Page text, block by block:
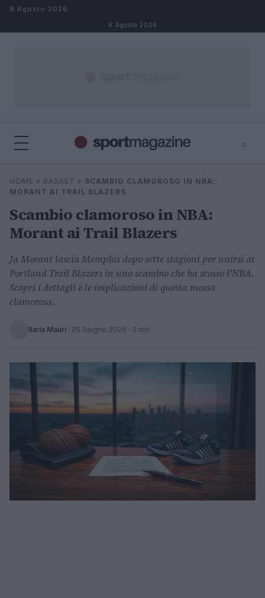
Salta al contenuto
8 Agosto 2026
8 Agosto 2026
⌕
Cerca
HOME » BASKET » SCAMBIO CLAMOROSO IN NBA:
MORANT AI TRAIL BLAZERS
Scambio clamoroso in NBA:
Morant ai Trail Blazers
Ja Morant lascia Memphis dopo sette stagioni per unirsi ai
Portland Trail Blazers in uno scambio che ha scosso l'NBA.
Scopri i dettagli e le implicazioni di questa mossa
clamorosa.
Ilaria Mauri · 29 Giugno 2026 · 3 min